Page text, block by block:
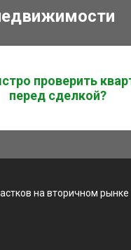
проверить
перед сделкой?
на вторичном рынке